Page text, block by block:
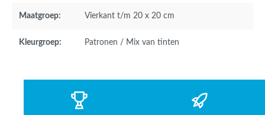
Maatgroep: Vierkant t/m 20 x 20 cm
Kleurgroep: Patronen / Mix van tinten